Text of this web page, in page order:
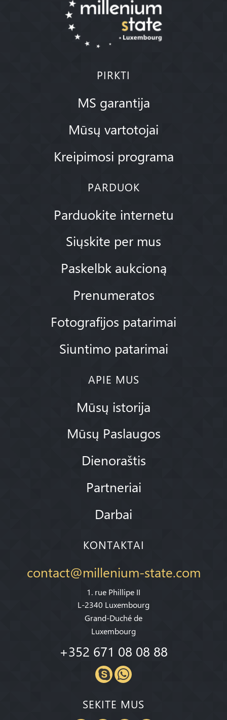
PIRKTI
MS garantija
Mūsų vartotojai
Kreipimosi programa
PARDUOK
Parduokite internetu
Siųskite per mus
Paskelbk aukcioną
Prenumeratos
Fotografijos patarimai
Siuntimo patarimai
APIE MUS
Mūsų istorija
Mūsų Paslaugos
Dienoraštis
Partneriai
Darbai
KONTAKTAI
contact@millenium-state.com
1. rue Phillipe II
L-2340 Luxembourg
Grand-Duché de
Luxembourg
+352 671 08 08 88
SEKITE MUS